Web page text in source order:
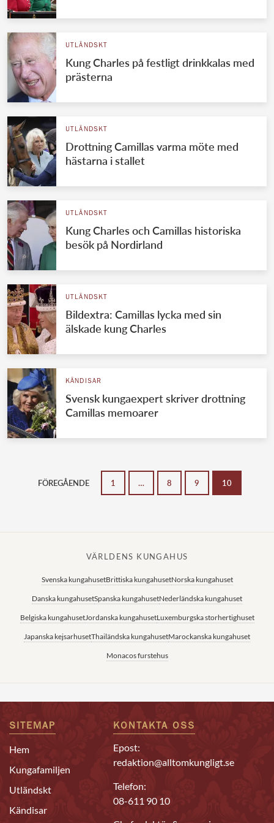
UTLÄNDSKT
Kung Charles på festligt drinkkalas med
prästerna
UTLÄNDSKT
Drottning Camillas varma möte med
hästarna i stallet
UTLÄNDSKT
Kung Charles och Camillas historiska
besök på Nordirland
UTLÄNDSKT
Bildextra: Camillas lycka med sin
älskade kung Charles
KÄNDISAR
Svensk kungaexpert skriver drottning
Camillas memoarer
FÖREGÅENDE 1 … 8 9 10
VÄRLDENS KUNGAHUS
Svenska kungahusetBrittiska kungahusetNorska kungahuset
Danska kungahusetSpanska kungahusetNederländska kungahuset
Belgiska kungahusetJordanska kungahusetLuxemburgska storhertighuset
Japanska kejsarhusetThailändska kungahusetMarockanska kungahuset
Monacos furstehus
SITEMAP
Hem
Kungafamiljen
Utländskt
Kändisar
KONTAKTA OSS
Epost:
redaktion@alltomkungligt.se
Telefon:
08-611 90 10